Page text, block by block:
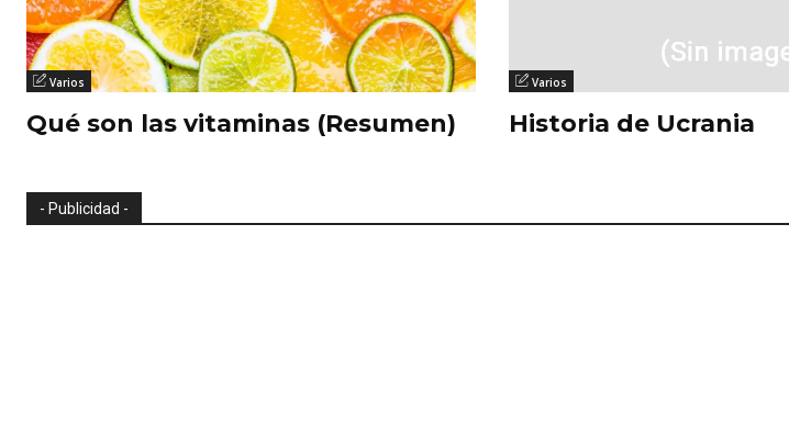
Varios
Qué son las vitaminas (Resumen)
Varios
Historia de Ucrania
- Publicidad -